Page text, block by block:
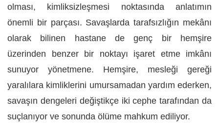
olması, kimliksizleşmesi noktasında anlatımın
önemli bir parçası. Savaşlarda tarafsızlığın mekânı
olarak bilinen hastane de genç bir hemşire
üzerinden benzer bir noktayı işaret etme imkânı
sunuyor yönetmene. Hemşire, mesleği gereği
yaralılara kimliklerini umursamadan yardım ederken,
savaşın dengeleri değiştikçe iki cephe tarafından da
suçlanıyor ve sonunda ölüme mahkum ediliyor.